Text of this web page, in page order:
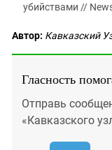
убийствами //
Автор: Кавказский
Гласность
Отправь
«Кавказского